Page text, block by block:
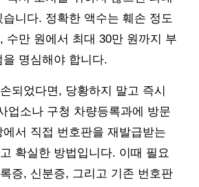
니다. 정확한 액수는 훼손 정도
수만 원에서 최대 30만 원까지 부
명심해야 합니다.
되었다면, 당황하지 말고 즉시
업소나 구청 차량등록과에 방문
서 직접 번호판을 재발급받는
확실한 방법입니다. 이때 필요
증, 신분증, 그리고 기존 번호판